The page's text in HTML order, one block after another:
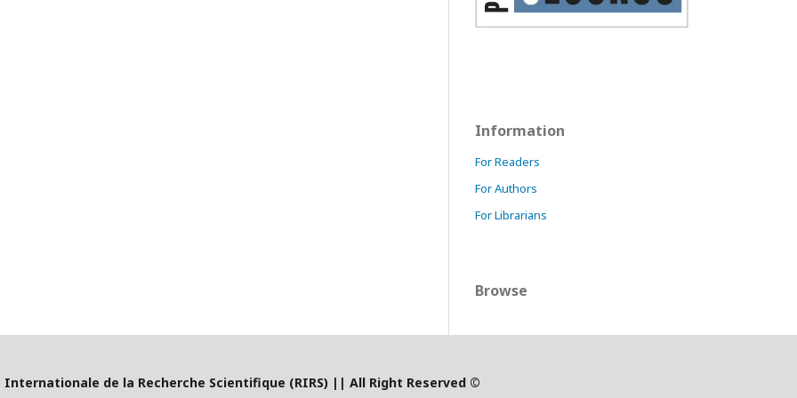
Information
For Readers
For Authors
For Librarians
Browse
Internationale de la Recherche Scientifique (RIRS) | | All Right Reserved ©